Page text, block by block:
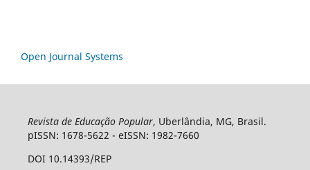
Open Journal Systems
Revista de Educação Popular, Uberlândia, MG, Brasil.
pISSN: 1678-5622 - eISSN: 1982-7660
DOI 10.14393/REP